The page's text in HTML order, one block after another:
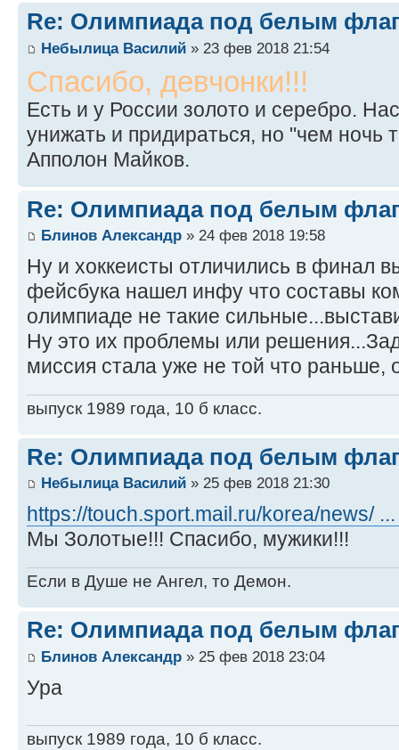
Re: Олимпиада под белым
Небылица Василий » 23 фев 2018 21:54
Спасибо, девчонки!!!
Есть и у России золото и серебро.
унижать и придираться, но "чем ночь
Апполон Майков.
Re: Олимпиада под белым
Блинов Александр » 24 фев 2018 19:58
Ну и хоккеисты отличились в финал
фейсбука нашел инфу что составы
олимпиаде не такие
Ну это их проблемы или
миссия стала уже не той что раньше,
выпуск 1989 года, 10 б класс.
Re: Олимпиада под белым
Небылица Василий » 25 фев 2018 21:30
https://touch.sport.mail.ru/korea/news/
Мы Золотые!!! Спасибо, мужики!!!
Если в Душе не Ангел, то Демон.
Re: Олимпиада под белым
Блинов Александр » 25 фев 2018 23:04
Ура
выпуск 1989 года, 10 б класс.